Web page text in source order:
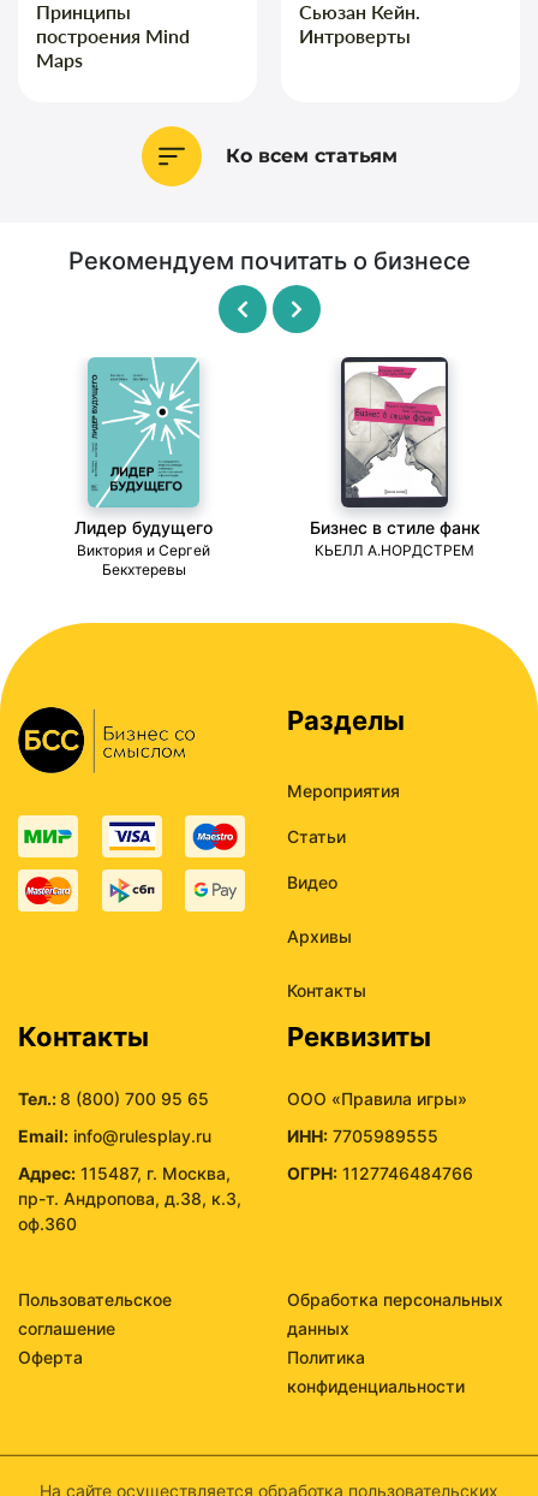
Принципы
построения Mind
Maps
Сьюзан Кейн.
Интроверты
Ко всем статьям
Рекомендуем почитать о бизнесе
Лидер будущего
Виктория и Сергей
Бекхтеревы
Бизнес в стиле фанк
КЬЕЛЛ А.НОРДСТРЕМ
Разделы
Мероприятия
Статьи
Видео
Архивы
Контакты
Контакты
Тел.:8 (800) 700 95 65
Email: info@rulesplay.ru
Адрес: 115487, г. Москва,
пр-т. Андропова, д.38, к.3,
оф.360
Реквизиты
ООО «Правила игры»
ИНН: 7705989555
ОГРН: 1127746484766
Пользовательское
соглашение
Обработка персональных
данных
Оферта
Политика
конфиденциальности
На сайте осуществляется обработка пользовательских